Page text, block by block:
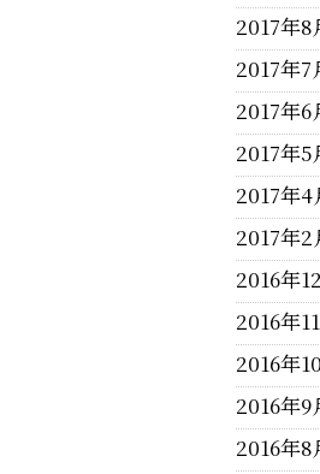
2017年8
2017年7
2017年6
2017年5
2017年4
2017年2
2016年
2016年
2016年
2016年9
2016年8